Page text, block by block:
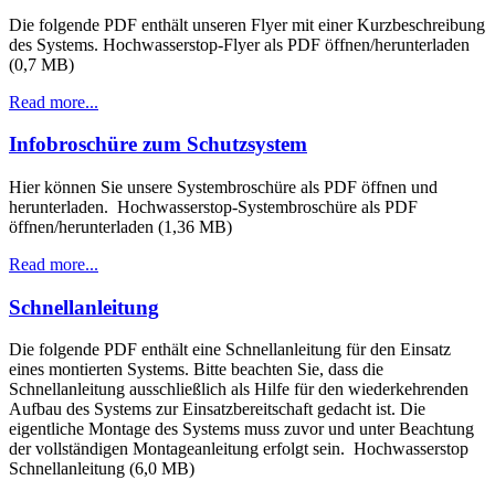
Die folgende PDF enthält unseren Flyer mit einer Kurzbeschreibung
des Systems. Hochwasserstop-Flyer als PDF öffnen/herunterladen
(0,7 MB)
Read more...
Infobroschüre zum Schutzsystem
Hier können Sie unsere Systembroschüre als PDF öffnen und
herunterladen. Hochwasserstop-Systembroschüre als PDF
öffnen/herunterladen (1,36 MB)
Read more...
Schnellanleitung
Die folgende PDF enthält eine Schnellanleitung für den Einsatz
eines montierten Systems. Bitte beachten Sie, dass die
Schnellanleitung ausschließlich als Hilfe für den wiederkehrenden
Aufbau des Systems zur Einsatzbereitschaft gedacht ist. Die
eigentliche Montage des Systems muss zuvor und unter Beachtung
der vollständigen Montageanleitung erfolgt sein. Hochwasserstop
Schnellanleitung (6,0 MB)